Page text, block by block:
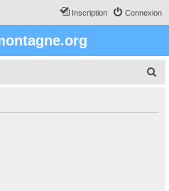
Connexion
Inscription